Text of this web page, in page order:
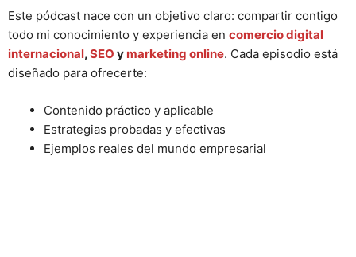
Este pódcast nace con un objetivo claro: compartir contigo
todo mi conocimiento y experiencia en comercio digital
internacional,SEO y marketing online. Cada episodio está
diseñado para ofrecerte:
Contenido práctico y aplicable
Estrategias probadas y efectivas
Ejemplos reales del mundo empresarial